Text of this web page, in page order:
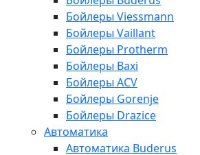
Бойлеры Viessmann
Бойлеры Vaillant
Бойлеры Protherm
Бойлеры Baxi
Бойлеры ACV
Бойлеры Gorenje
Бойлеры Drazice
Автоматика
Автоматика Buderus